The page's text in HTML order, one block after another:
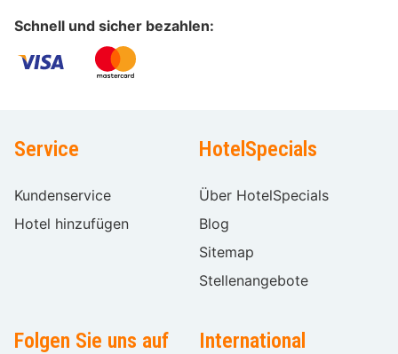
Schnell und sicher bezahlen:
Service
Kundenservice
Hotel hinzufügen
HotelSpecials
Über HotelSpecials
Blog
Sitemap
Stellenangebote
Folgen Sie uns auf International